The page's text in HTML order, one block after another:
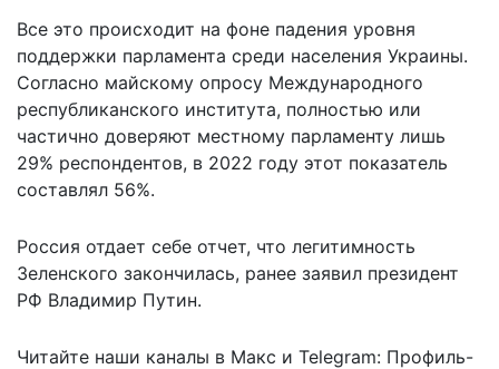
Все это происходит на фоне падения уровня
поддержки парламента среди населения Украины.
Согласно майскому опросу Международного
республиканского института, полностью или
частично доверяют местному парламенту лишь
29% респондентов, в 2022 году этот показатель
составлял 56%.
Россия отдает себе отчет, что легитимность
Зеленского закончилась, ранее заявил президент
РФ Владимир Путин.
Читайте наши каналы в Макс и Telegram: Профиль-